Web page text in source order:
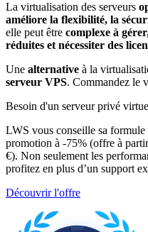
La virtualisation des serveurs
améliore la flexibilité, la
elle peut être complexe à
réduites et nécessiter des
Une alternative à la
serveur VPS. Commandez le
Besoin d'un serveur privé
LWS vous conseille sa formule
promotion à -75% (offre à
€). Non seulement les
profitez en plus d’un support
Découvrir l'offre